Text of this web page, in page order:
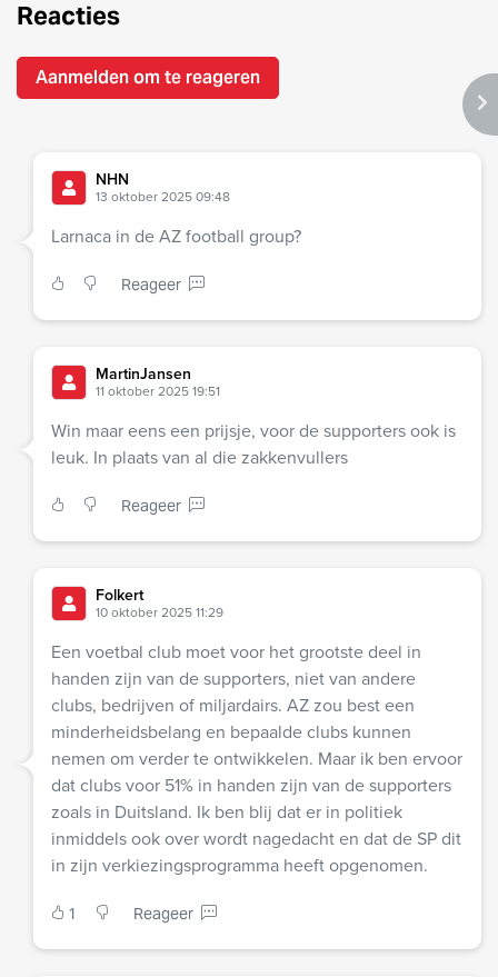
Reacties
Aanmelden om te reageren
NHN
13 oktober 2025 09:48
Larnaca in de AZ football group?
Reageer
MartinJansen
11 oktober 2025 19:51
Win maar eens een prijsje, voor de supporters ook is
leuk. In plaats van al die zakkenvullers
Reageer
Folkert
10 oktober 2025 11:29
Een voetbal club moet voor het grootste deel in
handen zijn van de supporters, niet van andere
clubs, bedrijven of miljardairs. AZ zou best een
minderheidsbelang en bepaalde clubs kunnen
nemen om verder te ontwikkelen. Maar ik ben ervoor
dat clubs voor 51% in handen zijn van de supporters
zoals in Duitsland. Ik ben blij dat er in politiek
inmiddels ook over wordt nagedacht en dat de SP dit
in zijn verkiezingsprogramma heeft opgenomen.
1 Reageer